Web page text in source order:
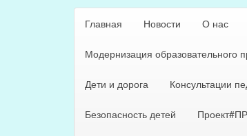
Главная Новости О нас
Модернизация образовательного
Дети и дорога Консультации
Безопасность детей